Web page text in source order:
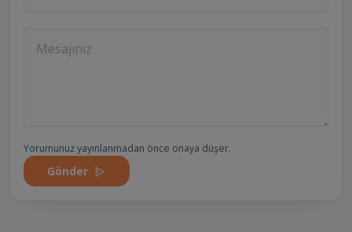
Yorumunuz yayınlanmadan önce onaya düşer.
Gönder